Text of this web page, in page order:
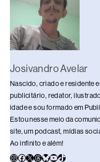
Josivandro Avelar
Nascido, criado e residente
publicitário, redator,
idade e sou formado em
Estou nesse meio da
site, um podcast, mídias
Ao infinito e além!